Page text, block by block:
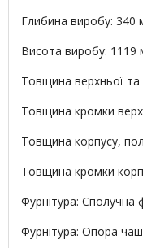
Глибина виробу: 340
Висота виробу: 1119
Товщина верхньої
Товщина кромки
Товщина корпусу,
Товщина кромки
Фурнітура: Сполучна
Фурнітура: Опора